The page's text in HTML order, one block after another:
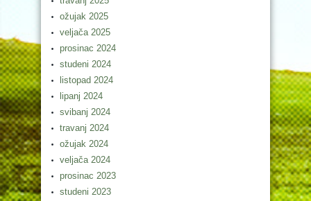
ožujak 2025
veljača 2025
prosinac 2024
studeni 2024
listopad 2024
lipanj 2024
svibanj 2024
travanj 2024
ožujak 2024
veljača 2024
prosinac 2023
studeni 2023